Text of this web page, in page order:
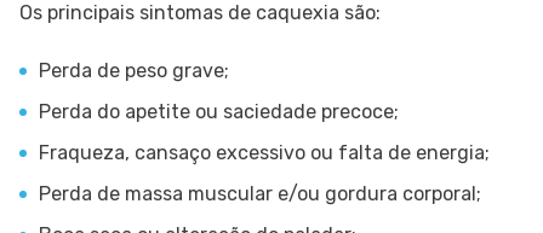
Os principais sintomas de caquexia são:
Perda de peso grave;
Perda do apetite ou saciedade precoce;
Fraqueza, cansaço excessivo ou falta de energia;
Perda de massa muscular e/ou gordura corporal;